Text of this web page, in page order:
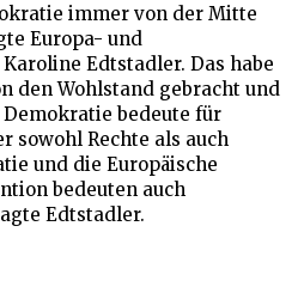
immer von der Mitte
Europa- und
Edtstadler. Das habe
den Wohlstand gebracht und
bedeute für
sowohl Rechte als auch
und die Europäische
bedeuten auch
Edtstadler.